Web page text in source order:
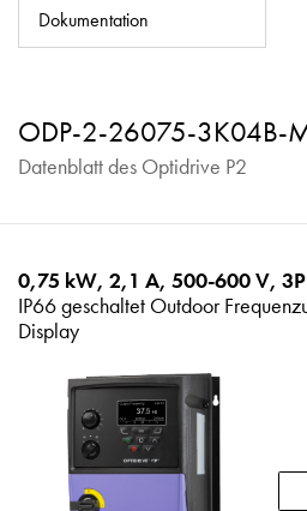
Dokumentation
ODP-2-26075-3K04B-
Datenblatt des Optidrive P2
0,75 kW, 2,1 A, 500-600 V,
IP66 geschaltet Outdoor
Display